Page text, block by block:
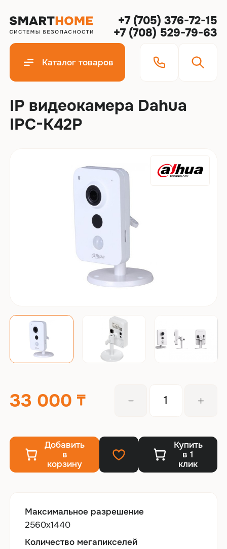
+7 (705) 376-72-15
+7 (708) 529-79-63
Каталог товаров
IP видеокамера Dahua
IPC-K42P
33 000
Добавить
в
корзину
Купить
в 1
клик
Максимальное разрешение
2560x1440
Количество мегапикселей